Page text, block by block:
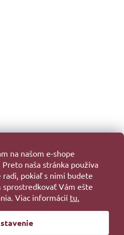
na našom e-shope
naša stránka používa
radi, pokiaľ s nimi budete
Vám ešte
Viac informácií tu.
Shoptet